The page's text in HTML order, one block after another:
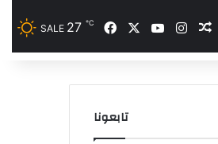
SALE 27 ℃ FacebookYouTube
تابعونا